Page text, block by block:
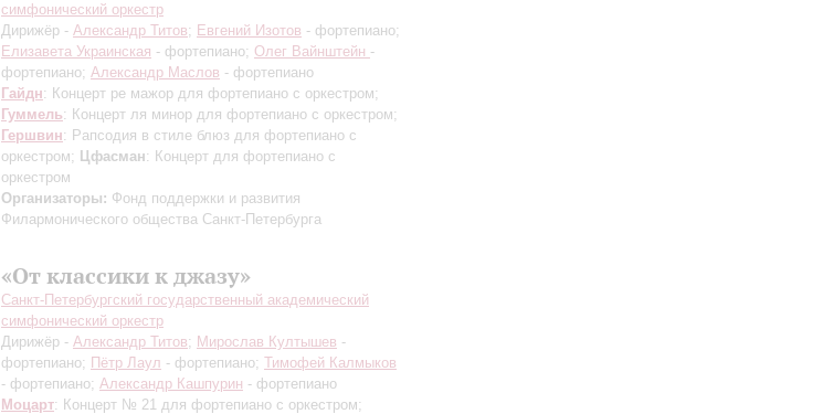
симфонический оркестр
Дирижёр - Александр Титов; Евгений Изотов - фортепиано;
Елизавета Украинская - фортепиано; Олег Вайнштейн -
фортепиано; Александр Маслов - фортепиано
Гайдн: Концерт ре мажор для фортепиано с оркестром;
Гуммель: Концерт ля минор для фортепиано с оркестром;
Гершвин: Рапсодия в стиле блюз для фортепиано с
оркестром; Цфасман: Концерт для фортепиано с
оркестром
Организаторы: Фонд поддержки и развития
Филармонического общества Санкт-Петербурга
«От классики к джазу»
Санкт-Петербургский государственный академический
симфонический оркестр
Дирижёр - Александр Титов; Мирослав Култышев -
фортепиано; Пётр Лаул - фортепиано; Тимофей Калмыков
- фортепиано; Александр Кашпурин - фортепиано
Моцарт: Концерт № 21 для фортепиано с оркестром;